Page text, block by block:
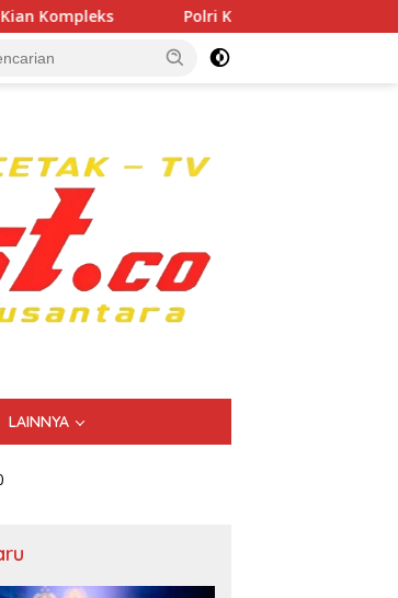
Polri Kerahkan 372 Taruna Akpol Dampingi
LAINNYA